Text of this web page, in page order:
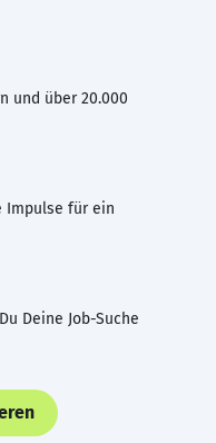
und über 20.000
Impulse für ein
Deine Job-Suche